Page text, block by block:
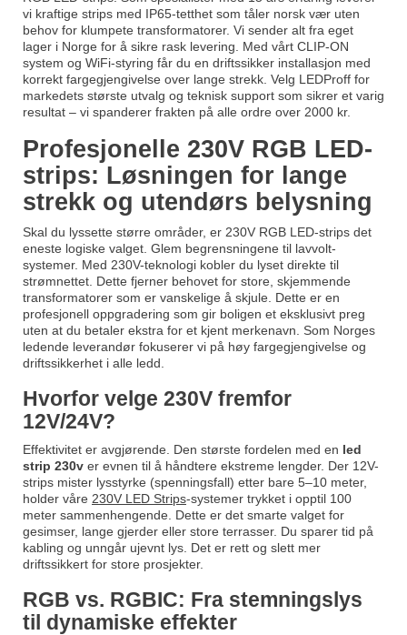
vi kraftige strips med IP65-tetthet som tåler norsk vær uten
behov for klumpete transformatorer. Vi sender alt fra eget
lager i Norge for å sikre rask levering. Med vårt CLIP-ON
system og WiFi-styring får du en driftssikker installasjon med
korrekt fargegjengivelse over lange strekk. Velg LEDProff for
markedets største utvalg og teknisk support som sikrer et varig
resultat – vi spanderer frakten på alle ordre over 2000 kr.
Profesjonelle 230V RGB LED-
strips: Løsningen for lange
strekk og utendørs belysning
Skal du lyssette større områder, er 230V RGB LED-strips det
eneste logiske valget. Glem begrensningene til lavvolt-
systemer. Med 230V-teknologi kobler du lyset direkte til
strømnettet. Dette fjerner behovet for store, skjemmende
transformatorer som er vanskelige å skjule. Dette er en
profesjonell oppgradering som gir boligen et eksklusivt preg
uten at du betaler ekstra for et kjent merkenavn. Som Norges
ledende leverandør fokuserer vi på høy fargegjengivelse og
driftssikkerhet i alle ledd.
Hvorfor velge 230V fremfor
12V/24V?
Effektivitet er avgjørende. Den største fordelen med en led
strip 230v er evnen til å håndtere ekstreme lengder. Der 12V-
strips mister lysstyrke (spenningsfall) etter bare 5–10 meter,
holder våre 230V LED Strips-systemer trykket i opptil 100
meter sammenhengende. Dette er det smarte valget for
gesimser, lange gjerder eller store terrasser. Du sparer tid på
kabling og unngår ujevnt lys. Det er rett og slett mer
driftssikkert for store prosjekter.
RGB vs. RGBIC: Fra stemningslys
til dynamiske effekter